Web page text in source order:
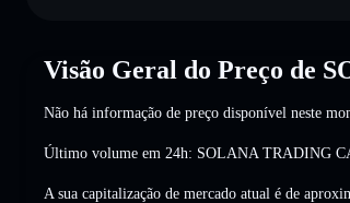
Visão Geral do Preço de
Não há informação de preço disponível neste
Último volume em 24h: SOLANA TRADING
A sua capitalização de mercado atual é de